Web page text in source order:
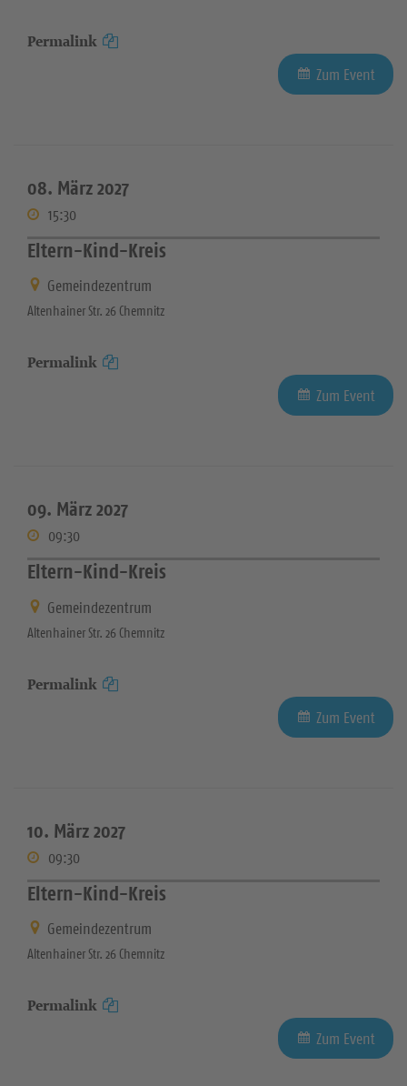
Permalink
Zum Event
08. März 2027
15:30
Eltern-Kind-Kreis
Gemeindezentrum
Altenhainer Str. 26 Chemnitz
Permalink
Zum Event
09. März 2027
09:30
Eltern-Kind-Kreis
Gemeindezentrum
Altenhainer Str. 26 Chemnitz
Permalink
Zum Event
10. März 2027
09:30
Eltern-Kind-Kreis
Gemeindezentrum
Altenhainer Str. 26 Chemnitz
Permalink
Zum Event